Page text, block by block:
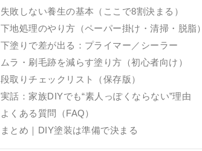
失敗しない養生の基本（ここで8割決まる）
下地処理のやり方（ペーパー掛け・清掃・脱脂）
下塗りで差が出る：プライマー／シーラー
ムラ・刷毛跡を減らす塗り方（初心者向け）
段取りチェックリスト（保存版）
実話：家族DIYでも“素人っぽくならない”理由
よくある質問（FAQ）
まとめ｜DIY塗装は準備で決まる